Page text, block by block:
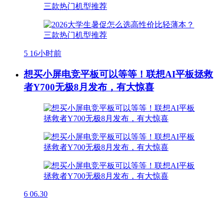
5 16小时前
想买小屏电竞平板可以等等！联想AI平板拯救
者Y700无极8月发布，有大惊喜
6 06.30